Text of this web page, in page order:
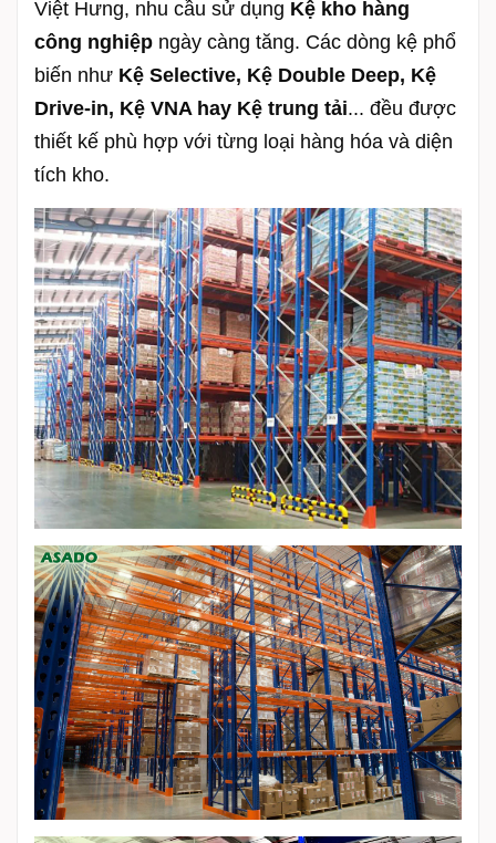
Việt Hưng, nhu cầu sử dụng Kệ kho hàng
công nghiệp ngày càng tăng. Các dòng kệ phổ
biến như Kệ Selective, Kệ Double Deep, Kệ
Drive-in, Kệ VNA hay Kệ trung tải... đều được
thiết kế phù hợp với từng loại hàng hóa và diện
tích kho.